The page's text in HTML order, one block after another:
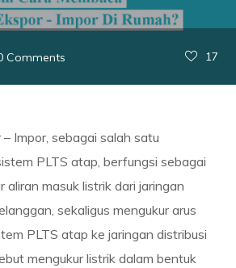
Comments 17
Impor, sebagai salah satu
PLTS atap, berfungsi sebagai
aliran masuk listrik dari jaringan
sekaligus mengukur arus
PLTS atap ke jaringan distribusi
mengukur listrik dalam bentuk